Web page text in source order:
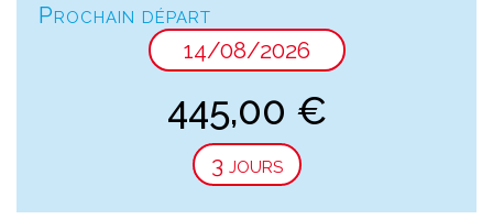
Prochain départ
14/08/2026
445,00 €
3 jours